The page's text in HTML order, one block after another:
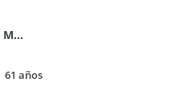
Avenida Libertador General San Martín 4260 oeste, Rivadavia, San Juan 4200
61 años